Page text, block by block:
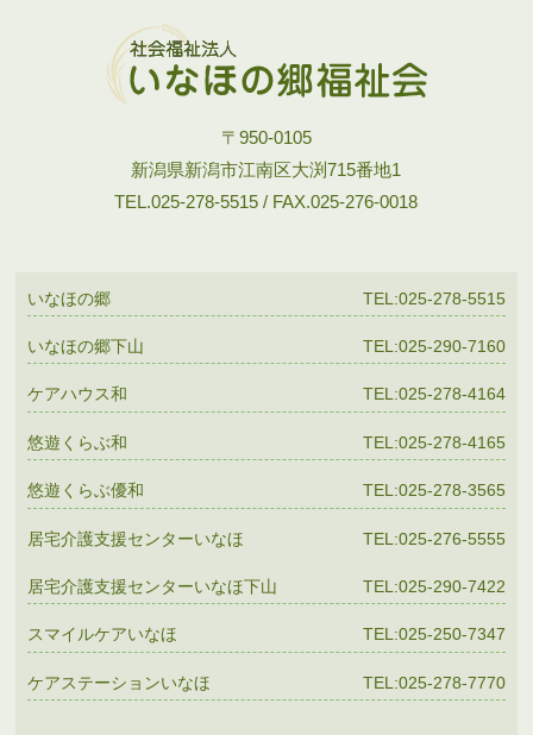
〒950-0105
新潟県新潟市江南区大渕715番地1
TEL.025-278-5515 / FAX.025-276-0018
いなほの郷 TEL:025-278-5515
いなほの郷下山 TEL:025-290-7160
ケアハウス和 TEL:025-278-4164
悠遊くらぶ和 TEL:025-278-4165
悠遊くらぶ優和 TEL:025-278-3565
居宅介護支援センターいなほ TEL:025-276-5555
居宅介護支援センターいなほ下山 TEL:025-290-7422
スマイルケアいなほ TEL:025-250-7347
ケアステーションいなほ TEL:025-278-7770